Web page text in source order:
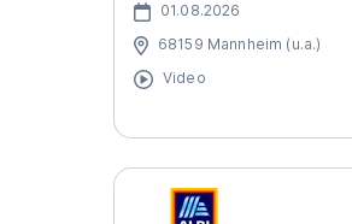
01.08.2026
68159 Mannheim (u.a.)
Video